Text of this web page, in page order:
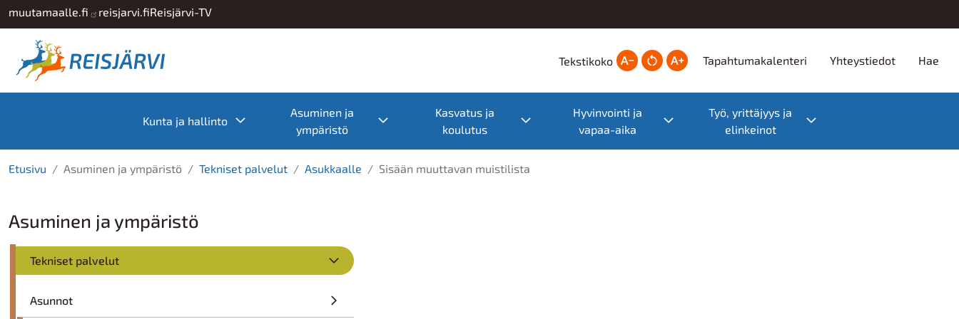
Hyppää pääsisältöön
muutamaalle.fi reisjarvi.fiReisjärvi-TV
Tekstikoko Tapahtumakalenteri Yhteystiedot Hae
Kunta ja hallinto Toggle submenu
Asuminen ja
ympäristö
Toggle submenu
Kasvatus ja
koulutus
Toggle submenu
Hyvinvointi ja
vapaa-aika
Toggle submenu
Työ, yrittäjyys ja
elinkeinot
Toggle submenu
Etusivu Asuminen ja ympäristö Tekniset palvelut Asukkaalle Sisään muuttavan muistilista
Asuminen ja ympäristö
Tekniset palvelut
Asunnot